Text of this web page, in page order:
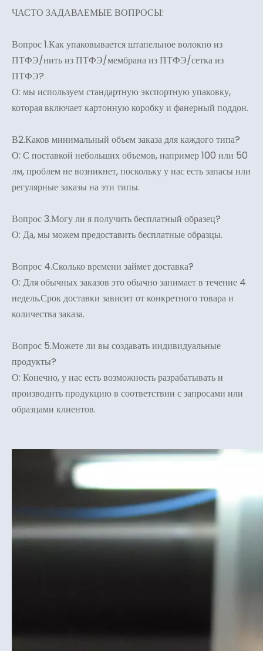
ЧАСТО ЗАДАВАЕМЫЕ ВОПРОСЫ:
Вопрос 1.Как упаковывается штапельное волокно из
ПТФЭ/нить из ПТФЭ/мембрана из ПТФЭ/сетка из
ПТФЭ?
О: мы используем стандартную экспортную упаковку,
которая включает картонную коробку и фанерный поддон.
В2.Каков минимальный объем заказа для каждого типа?
О: С поставкой небольших объемов, например 100 или 50
лм, проблем не возникнет, поскольку у нас есть запасы или
регулярные заказы на эти типы.
Вопрос 3.Могу ли я получить бесплатный образец?
О: Да, мы можем предоставить бесплатные образцы.
Вопрос 4.Сколько времени займет доставка?
О: Для обычных заказов это обычно занимает в течение 4
недель.Срок доставки зависит от конкретного товара и
количества заказа.
Вопрос 5.Можете ли вы создавать индивидуальные
продукты?
О: Конечно, у нас есть возможность разрабатывать и
производить продукцию в соответствии с запросами или
образцами клиентов.